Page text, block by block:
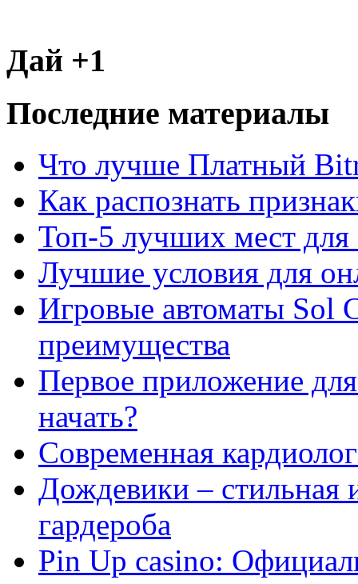
Дай +1
Последние материалы
Что лучше Платный
Как распознать
Топ-5 лучших мест для
Лучшие условия для
Игровые автоматы Sol
преимущества
Первое приложение
начать?
Современная
Дождевики – стильная
гардероба
Pin Up casino: